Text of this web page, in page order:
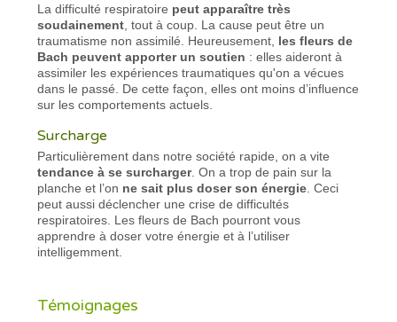
La difficulté respiratoire peut apparaître très
soudainement , tout à coup. La cause peut être un
traumatisme non assimilé. Heureusement, les fleurs de
Bach peuvent apporter un soutien : elles aideront à
assimiler les expériences traumatiques qu'on a vécues
dans le passé. De cette façon, elles ont moins d’influence
sur les comportements actuels.
Surcharge
Particulièrement dans notre société rapide, on a vite
tendance à se surcharger. On a trop de pain sur la
planche et l’on ne sait plus doser son énergie . Ceci
peut aussi déclencher une crise de difficultés
respiratoires. Les fleurs de Bach pourront vous
apprendre à doser votre énergie et à l’utiliser
intelligemment.
Témoignages